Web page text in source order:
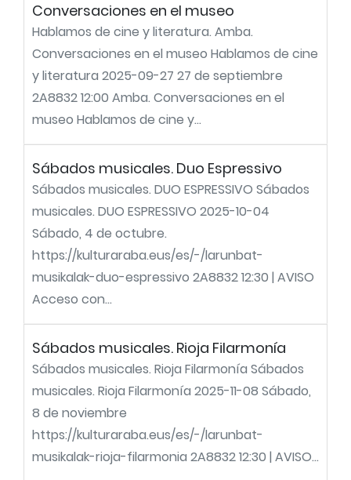
Conversaciones en el museo
Hablamos de cine y literatura. Amba.
Conversaciones en el museo Hablamos de cine
y literatura 2025-09-27 27 de septiembre
2A8832 12:00 Amba. Conversaciones en el
museo Hablamos de cine y...
Sábados musicales. Duo Espressivo
Sábados musicales. DUO ESPRESSIVO Sábados
musicales. DUO ESPRESSIVO 2025-10-04
Sábado, 4 de octubre.
https://kulturaraba.eus/es/-/larunbat-
musikalak-duo-espressivo 2A8832 12:30 | AVISO
Acceso con...
Sábados musicales. Rioja Filarmonía
Sábados musicales. Rioja Filarmonía Sábados
musicales. Rioja Filarmonía 2025-11-08 Sábado,
8 de noviembre
https://kulturaraba.eus/es/-/larunbat-
musikalak-rioja-filarmonia 2A8832 12:30 | AVISO...